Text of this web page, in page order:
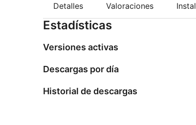
Detalles Valoraciones
Estadísticas
Versiones activas
Descargas por día
Historial de descargas